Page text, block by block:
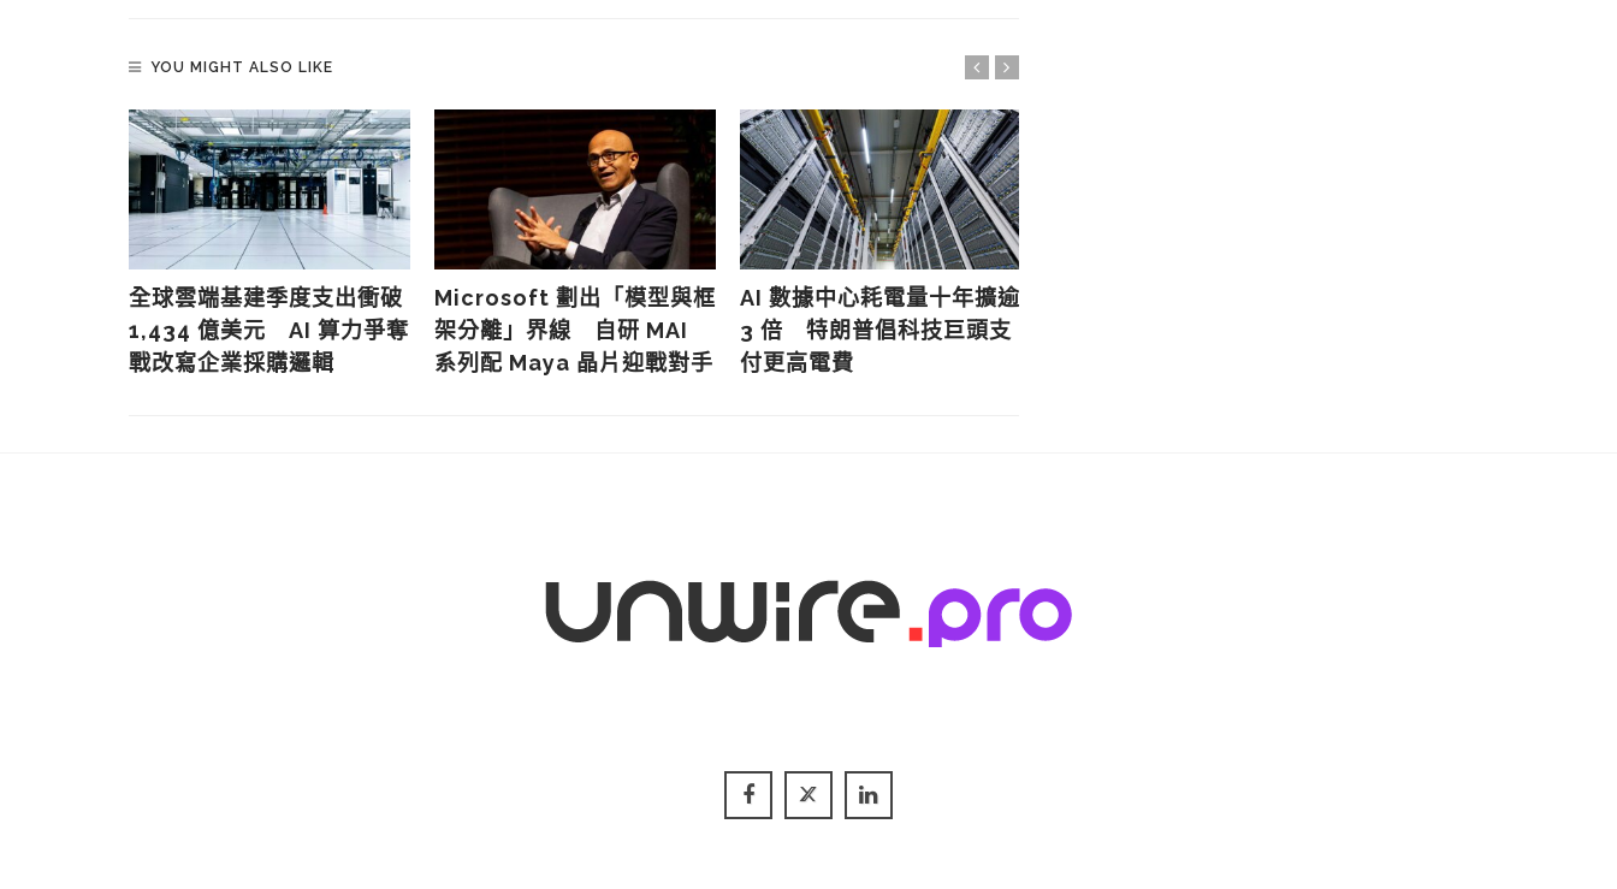
YOU MIGHT ALSO LIKE
全球雲端基建季度支出衝破
1,434 億美元 AI 算力爭奪
戰改寫企業採購邏輯
Microsoft 劃出「模型與框
架分離」界線 自研 MAI
系列配 Maya 晶片迎戰對手
AI 數據中心耗電量十年擴逾
3 倍 特朗普倡科技巨頭支
付更高電費